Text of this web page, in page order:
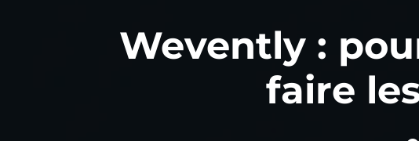
Wevently :
faire